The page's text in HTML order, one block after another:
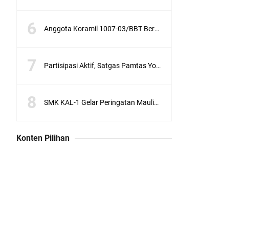
Anggota Koramil 1007-03/BBT Bersama Masyarakat Gelar Gotong Royong di Pasar Hanyar
Partisipasi Aktif, Satgas Pamtas Yonif 711/Rks Terima Penghargaan Dari Dinkes Kabupaten Keerom
SMK KAL-1 Gelar Peringatan Maulid Nabi Muhammad SAW
Konten Pilihan